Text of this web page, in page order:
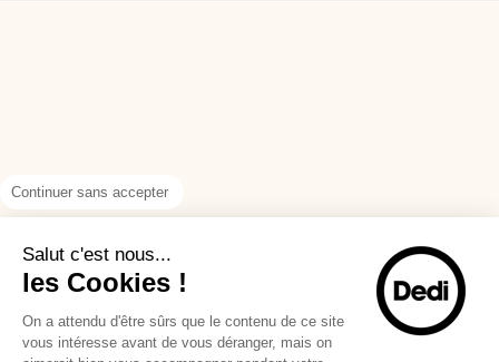
Continuer sans accepter
Salut c'est nous...
les Cookies !
On a attendu d'être sûrs que le contenu de ce site
vous intéresse avant de vous déranger, mais on